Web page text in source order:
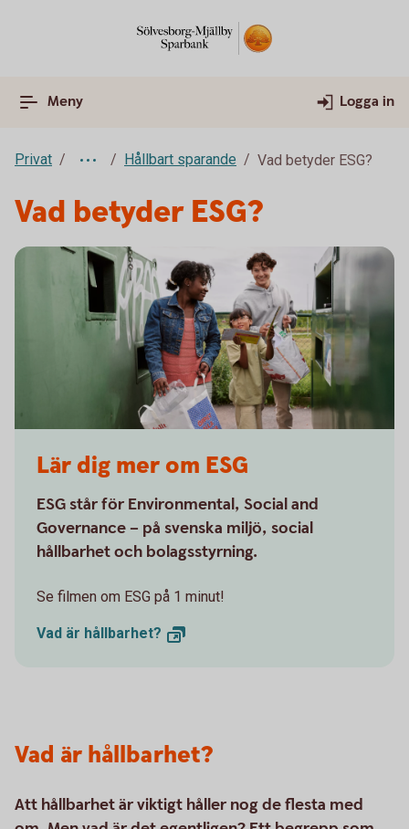
Meny Logga in
Privat Hållbart sparande Vad betyder ESG?
Vad betyder ESG?
Lär dig mer om ESG
ESG står för Environmental, Social and
Governance – på svenska miljö, social
hållbarhet och bolagsstyrning.
Se filmen om ESG på 1 minut!
Vad är hållbarhet?
Vad är hållbarhet?
Att hållbarhet är viktigt håller nog de flesta med